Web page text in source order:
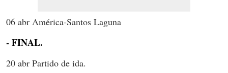
06 abr América-Santos Laguna
- FINAL.
20 abr Partido de ida.